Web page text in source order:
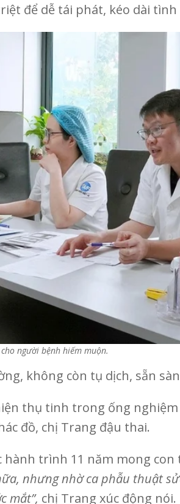
để dễ tái phát, kéo dài
người bệnh hiếm muộn.
không còn tụ dịch, sẵn
thụ tinh trong ống nghiệm
đồ, chị Trang đậu thai.
hành trình 11 năm mong
nhưng nhờ ca phẫu thuật
mắt”, chị Trang xúc động nói.